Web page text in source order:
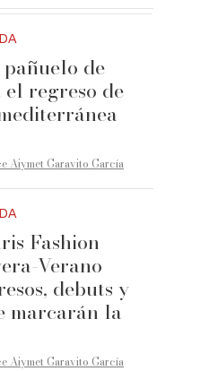
de
regreso de
Aiymet Garavito García
Fashion
Verano
debuts y
marcarán la
Aiymet Garavito García